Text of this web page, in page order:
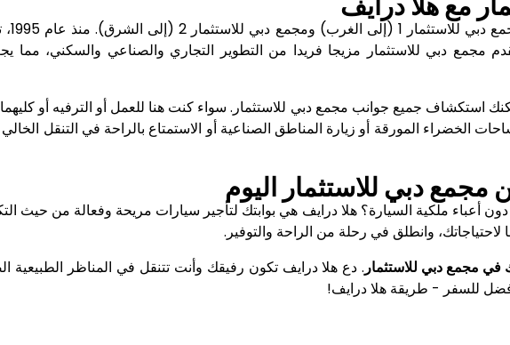
يضم
تقدم مجمع دبي للاستثمار مزيجا فريدا من التطوير التجاري والصناعي والسكني، مما
استكشاف جميع جوانب مجمع دبي للاستثمار. سواء كنت هنا للعمل أو الترفيه أو كليهما،
الخضراء المورقة أو زيارة المناطق الصناعية أو الاستمتاع بالراحة في التنقل
دبي للاستثمار اليوم
أعباء ملكية السيارة؟ هلا درايف هي بوابتك لتأجير سيارات مريحة وفعالة من حيث
وانطلق في رحلة من الراحة والتوفير.
في مجمع دبي للاستثمار. دع هلا درايف تكون رفيقك وأنت تتنقل في المناظر الطبيعية
للسفر - طريقة هلا درايف!